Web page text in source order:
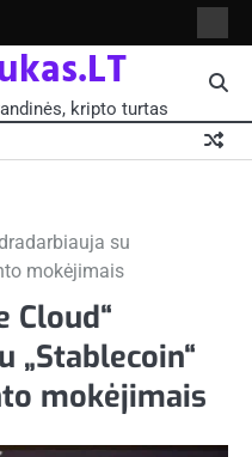
ir
blokų
kripto turtas
su
mokėjimais
Cloud“
„Stablecoin“
mokėjimais